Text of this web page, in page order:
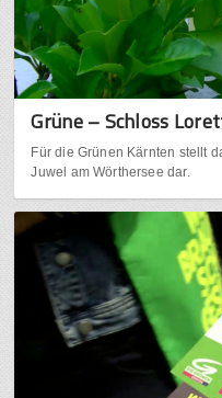
Grüne – Schloss
Für die Grünen Kärnten stellt
Juwel am Wörthersee dar.